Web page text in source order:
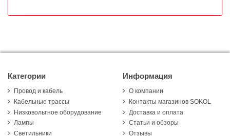
Категории
Провод и кабель
Кабельные трассы
Низковольтное оборудование
Лампы
Светильники
Информация
О компании
Контакты магазинов SOKOL
Доставка и оплата
Статьи и обзоры
Отзывы